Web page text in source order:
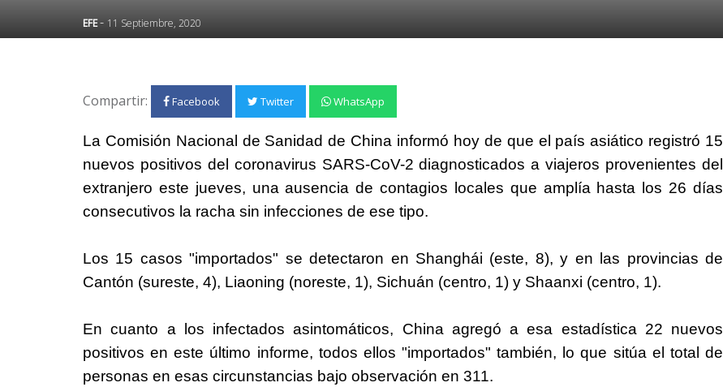
EFE- 11 Septiembre, 2020
Compartir: Facebook Twitter WhatsApp
La Comisión Nacional de Sanidad de China informó hoy de que el país asiático registró 15
nuevos positivos del coronavirus SARS-CoV-2 diagnosticados a viajeros provenientes del
extranjero este jueves, una ausencia de contagios locales que amplía hasta los 26 días
consecutivos la racha sin infecciones de ese tipo.
Los 15 casos "importados" se detectaron en Shanghái (este, 8), y en las provincias de
Cantón (sureste, 4), Liaoning (noreste, 1), Sichuán (centro, 1) y Shaanxi (centro, 1).
En cuanto a los infectados asintomáticos, China agregó a esa estadística 22 nuevos
positivos en este último informe, todos ellos "importados" también, lo que sitúa el total de
personas en esas circunstancias bajo observación en 311.